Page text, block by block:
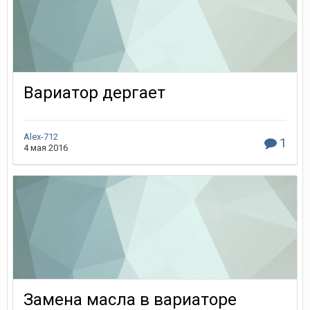
Вариатор дергает
Alex-712
4 мая 2016
1
Замена масла в вариаторе